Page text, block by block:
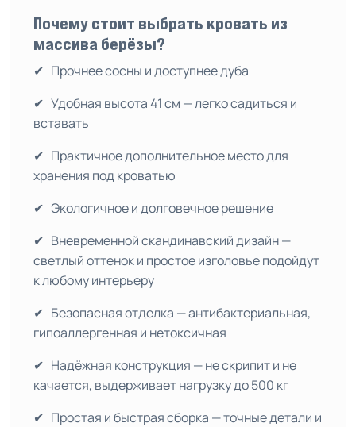
Почему стоит выбрать кровать из
массива берёзы?
✔ Прочнее сосны и доступнее дуба
✔ Удобная высота 41 см — легко садиться и
вставать
✔ Практичное дополнительное место для
хранения под кроватью
✔ Экологичное и долговечное решение
✔ Вневременной скандинавский дизайн —
светлый оттенок и простое изголовье подойдут
к любому интерьеру
✔ Безопасная отделка — антибактериальная,
гипоаллергенная и нетоксичная
✔ Надёжная конструкция — не скрипит и не
качается, выдерживает нагрузку до 500 кг
✔ Простая и быстрая сборка — точные детали и